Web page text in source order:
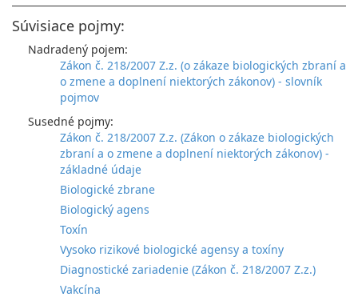
Súvisiace pojmy:
Nadradený pojem:
Zákon č. 218/2007 Z.z. (o zákaze biologických zbraní a
o zmene a doplnení niektorých zákonov) - slovník
pojmov
Susedné pojmy:
Zákon č. 218/2007 Z.z. (Zákon o zákaze biologických
zbraní a o zmene a doplnení niektorých zákonov) -
základné údaje
Biologické zbrane
Biologický agens
Toxín
Vysoko rizikové biologické agensy a toxíny
Diagnostické zariadenie (Zákon č. 218/2007 Z.z.)
Vakcína